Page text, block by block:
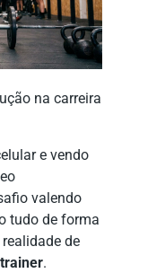
na carreira
e vendo
valendo
tudo de forma
de
.